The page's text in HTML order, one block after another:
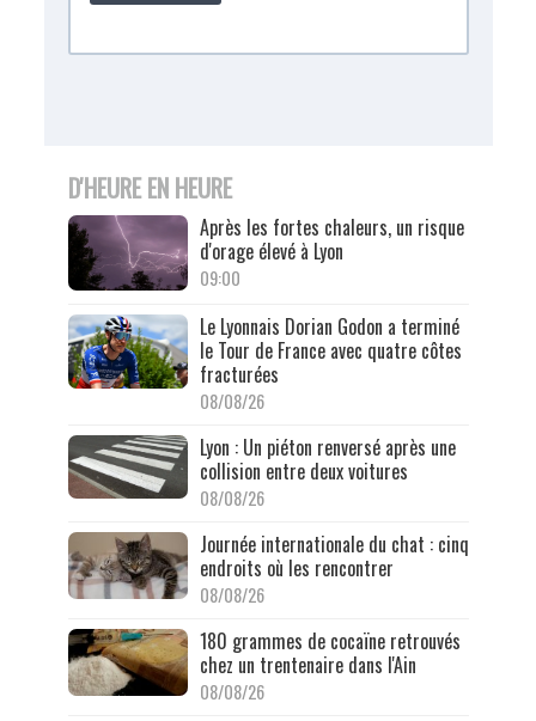
D'HEURE EN HEURE
Après les fortes chaleurs, un risque
d'orage élevé à Lyon
09:00
Le Lyonnais Dorian Godon a terminé
le Tour de France avec quatre côtes
fracturées
08/08/26
Lyon : Un piéton renversé après une
collision entre deux voitures
08/08/26
Journée internationale du chat : cinq
endroits où les rencontrer
08/08/26
180 grammes de cocaïne retrouvés
chez un trentenaire dans l'Ain
08/08/26